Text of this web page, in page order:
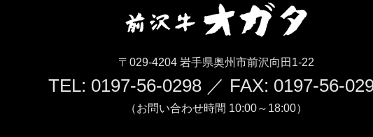
〒029-4204 岩手県奥州市前沢向田1-22
TEL: 0197-56-0298 ／ FAX: 0197-56-
（お問い合わせ時間 10:00～18:00）